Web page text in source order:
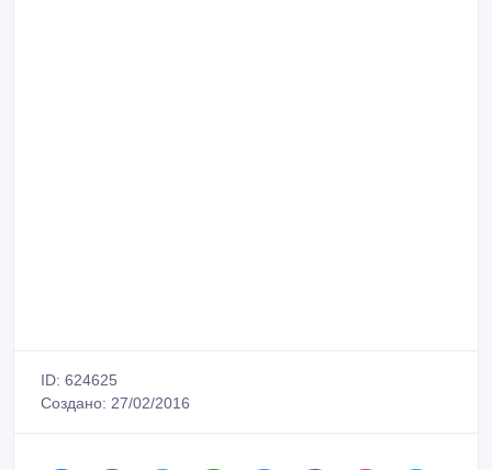
ID: 624625
Создано: 27/02/2016